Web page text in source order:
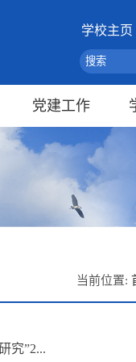
学校主页
党建工作
当前位置:
究”2...